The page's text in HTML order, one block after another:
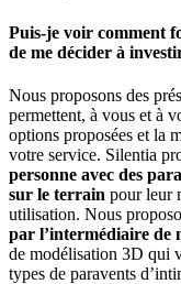
Puis-je voir comment
de me décider à
Nous proposons des
permettent, à vous et à
options proposées et la
votre service. Silentia
personne avec des
sur le terrain pour leur
utilisation. Nous
par l’intermédiaire de
de modélisation 3D qui
types de paravents